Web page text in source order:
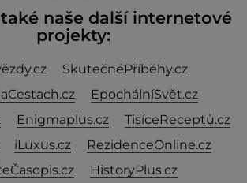
naše další internetové
projekty:
SkutečnéPříběhy.cz
EpochálníSvět.cz
Enigmaplus.cz
TisíceReceptů.cz
iLuxus.cz
RezidenceOnline.cz
HistoryPlus.cz